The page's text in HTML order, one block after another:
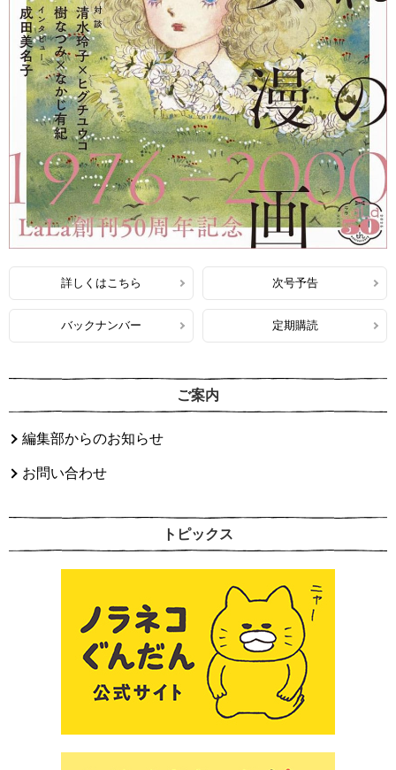
詳しくはこちら 次号予告
バックナンバー 定期購読
ご案内
編集部からのお知らせ
お問い合わせ
トピックス